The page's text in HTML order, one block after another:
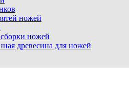
ножей
ножей
древесина для ножей